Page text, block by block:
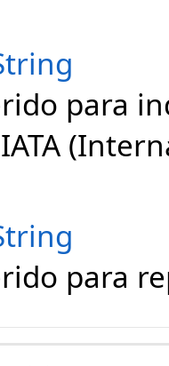
para
para